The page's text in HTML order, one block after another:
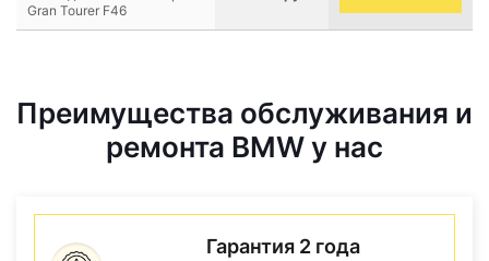
Gran Tourer F46
Преимущества обслуживания и
ремонта BMW у нас
Гарантия 2 года